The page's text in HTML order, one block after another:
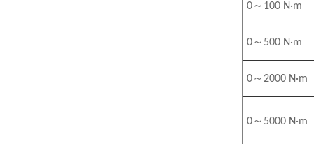
0～ 100 N·m
0～ 500 N·m
0～2000 N·m
0～ 5000 N·m